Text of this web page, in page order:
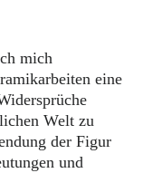
mich
eine
Welt zu
der Figur
und